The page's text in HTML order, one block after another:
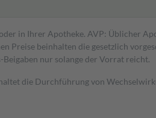
in Ihrer Apotheke. AVP: Üblicher
beinhalten die gesetzlich
nur solange der Vorrat reicht.
die Durchführung von